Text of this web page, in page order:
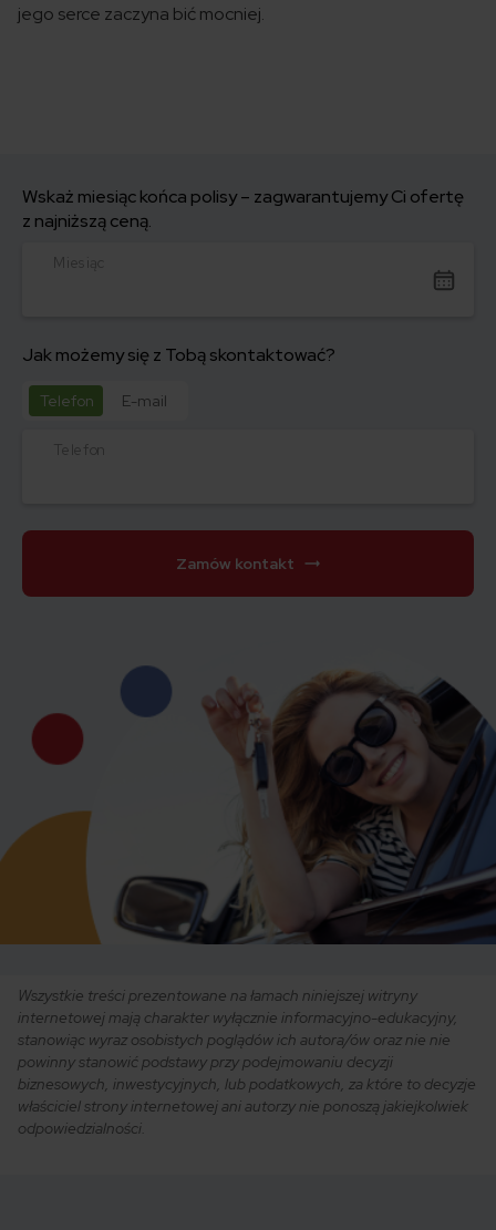
jego serce zaczyna bić mocniej.
Wskaż miesiąc końca polisy – zagwarantujemy Ci ofertę
z najniższą ceną.
Miesiąc
Jak możemy się z Tobą skontaktować?
Telefon E-mail
Telefon
Zamów kontakt
Wszystkie treści prezentowane na łamach niniejszej witryny
internetowej mają charakter wyłącznie informacyjno-edukacyjny,
stanowiąc wyraz osobistych poglądów ich autora/ów oraz nie nie
powinny stanowić podstawy przy podejmowaniu decyzji
biznesowych, inwestycyjnych, lub podatkowych, za które to decyzje
właściciel strony internetowej ani autorzy nie ponoszą jakiejkolwiek
odpowiedzialności.